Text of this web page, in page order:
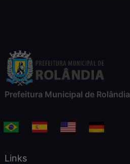
Prefeitura Municipal de Rolândia
Links